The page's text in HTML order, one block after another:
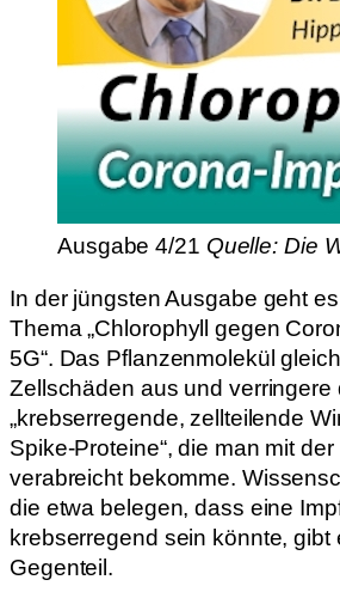
Ausgabe 4/21 Quelle: Die
In der jüngsten Ausgabe geht
Thema „Chlorophyll gegen
5G“. Das Pflanzenmolekül
Zellschäden aus und verringere
„krebserregende, zellteilende
Spike-Proteine“, die man mit
verabreicht bekomme.
die etwa belegen, dass eine
krebserregend sein könnte, gibt
Gegenteil.